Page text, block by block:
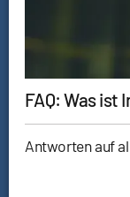
FAQ: Was ist
Antworten auf